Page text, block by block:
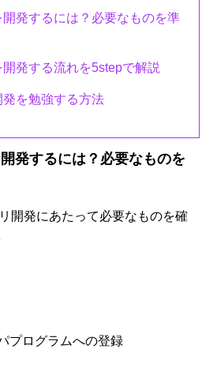
発するには？必要なものを準
発する流れを5stepで解説
を勉強する方法
発するには？必要なものを
開発にあたって必要なものを確
プログラムへの登録